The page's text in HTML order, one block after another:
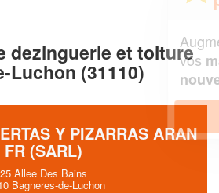
dezinguerie et toiture
Luchon (31110)
Y PIZARRAS ARAN
FR (SARL)
25 Allee Des Bains
Bagneres-de-Luchon
chiffre d'affaireset
tout en gagnant de
clients!